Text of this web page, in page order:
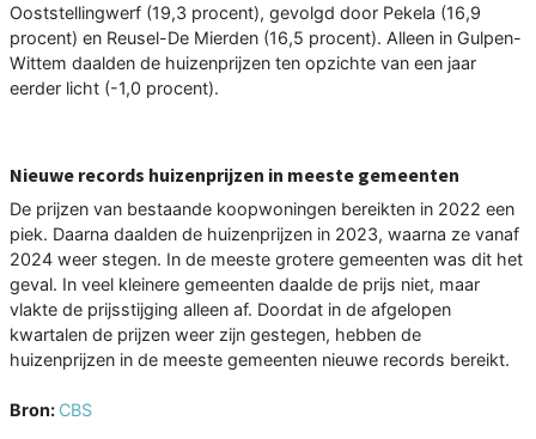
Ooststellingwerf (19,3 procent), gevolgd door Pekela (16,9
procent) en Reusel-De Mierden (16,5 procent). Alleen in Gulpen-
Wittem daalden de huizenprijzen ten opzichte van een jaar
eerder licht (-1,0 procent).
Nieuwe records huizenprijzen in meeste gemeenten
De prijzen van bestaande koopwoningen bereikten in 2022 een
piek. Daarna daalden de huizenprijzen in 2023, waarna ze vanaf
2024 weer stegen. In de meeste grotere gemeenten was dit het
geval. In veel kleinere gemeenten daalde de prijs niet, maar
vlakte de prijsstijging alleen af. Doordat in de afgelopen
kwartalen de prijzen weer zijn gestegen, hebben de
huizenprijzen in de meeste gemeenten nieuwe records bereikt.
Bron: CBS